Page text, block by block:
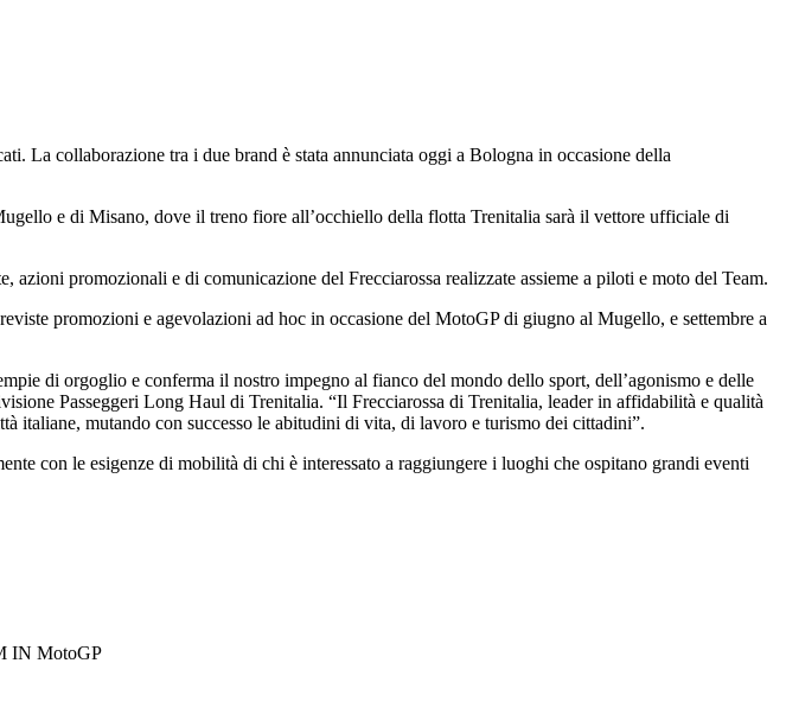
La collaborazione tra i due brand è stata annunciata oggi a Bologna in occasione della
e di Misano, dove il treno fiore all’occhiello della flotta Trenitalia sarà il vettore ufficiale di
promozionali e di comunicazione del Frecciarossa realizzate assieme a piloti e moto del Team.
promozioni e agevolazioni ad hoc in occasione del MotoGP di giugno al Mugello, e settembre a
di orgoglio e conferma il nostro impegno al fianco del mondo dello sport, dell’agonismo e delle
Passeggeri Long Haul di Trenitalia. “Il Frecciarossa di Trenitalia, leader in affidabilità e qualità
italiane, mutando con successo le abitudini di vita, di lavoro e turismo dei cittadini”.
con le esigenze di mobilità di chi è interessato a raggiungere i luoghi che ospitano grandi eventi
IN MotoGP